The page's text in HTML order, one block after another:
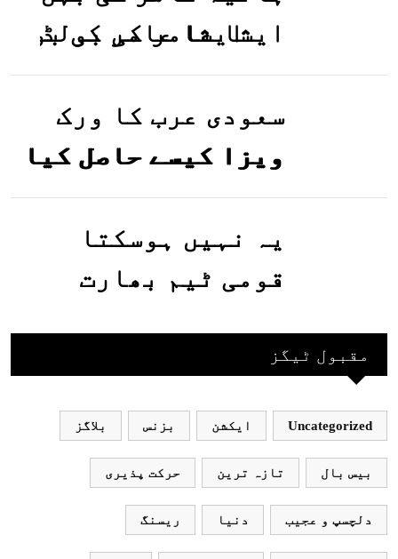
ایشا عامر کی بولڈ
تصاویر وائرل ہو
گئیں
سعودی عرب کا ورک
ویزا کیسے حاصل کیا
جاسکتا ہے؟جانیے
یہ نہیں ہوسکتا
قومی ٹیم بھارت
بھارتی ٹیم پاکستانمقبول ٹیگز
Uncategorized ایکشن بزنس بلاگز
بیس بال تازہ ترین حرکت پذیری
دلچسپ و عجیب دنیا ریسنگ